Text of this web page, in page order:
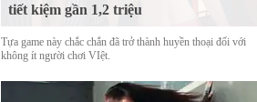
tiết kiệm gần 1,2 triệu
Tựa game này chắc chắn đã trở thành huyền thoại đối với
không ít người chơi VIệt.